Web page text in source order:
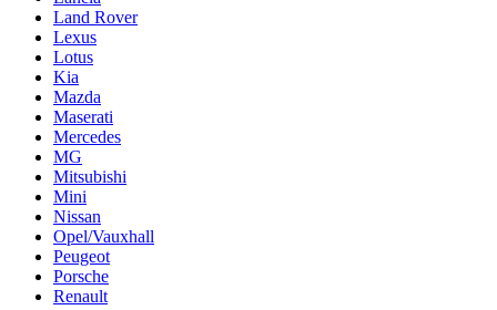
Land Rover
Lexus
Lotus
Kia
Mazda
Maserati
Mercedes
MG
Mitsubishi
Mini
Nissan
Opel/Vauxhall
Peugeot
Porsche
Renault